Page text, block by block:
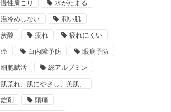
慢性肩こり 水がたまる
湯冷めしない 潤い肌
炭酸 疲れ 疲れにくい
癌 白内障予防 眼病予防
細胞賦活 総アルブミン
肌荒れ、肌にやさし、美肌、
錠剤 頭痛